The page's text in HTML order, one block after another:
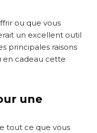
ou que vous
un excellent outil
principales raisons
en cadeau cette
une
tout ce que vous